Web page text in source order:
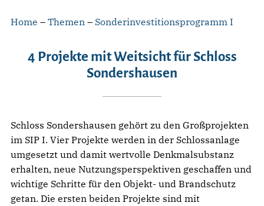
Home – Themen – Sonderinvestitionsprogramm I
4 Projekte mit Weitsicht für Schloss
Sondershausen
Schloss Sondershausen gehört zu den Großprojekten
im SIP I. Vier Projekte werden in der Schlossanlage
umgesetzt und damit wertvolle Denkmalsubstanz
erhalten, neue Nutzungsperspektiven geschaffen und
wichtige Schritte für den Objekt- und Brandschutz
getan. Die ersten beiden Projekte sind mit